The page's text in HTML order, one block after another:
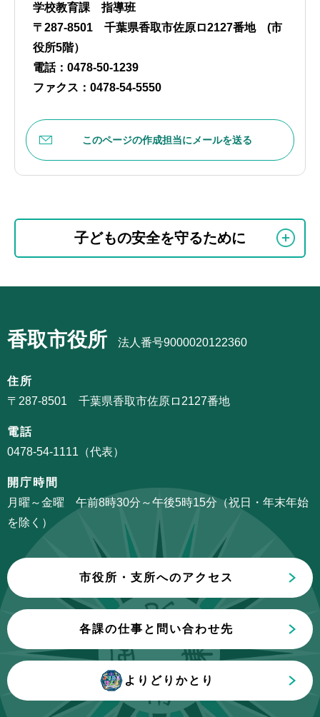
学校教育課 指導班
〒287-8501 千葉県香取市佐原ロ2127番地 (市
役所5階）
電話：0478-50-1239
ファクス：0478-54-5550
このページの作成担当にメールを送る
こ
ビ
ー
シ
ン
こ
こ
か
子どもの安全を守るために
ナ
ゲ
ー
ョ
ン
こ
こ
ま
香取市役所 法人番号9000020122360
住所
〒287-8501 千葉県香取市佐原ロ2127番地
電話
0478-54-1111（代表）
開庁時間
月曜～金曜 午前8時30分～午後5時15分（祝日・年末年始
を除く）
市役所・支所へのアクセス
各課の仕事と問い合わせ先
よりどりかとり